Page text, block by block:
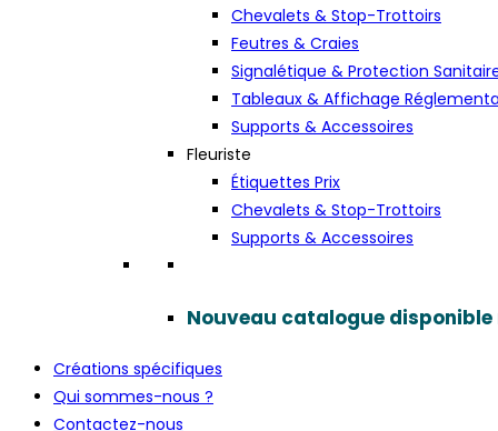
Chevalets & Stop-Trottoirs
Feutres & Craies
Signalétique & Protection
Tableaux & Affichage
Supports & Accessoires
Fleuriste
Étiquettes Prix
Chevalets & Stop-Trottoirs
Supports & Accessoires
Nouveau catalogue
Créations spécifiques
Qui sommes-nous ?
Contactez-nous